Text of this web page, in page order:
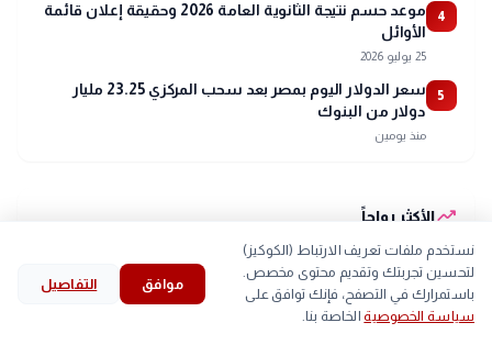
4
موعد حسم نتيجة الثانوية العامة 2026 وحقيقة إعلان قائمة
الأوائل
25 يوليو 2026
5
سعر الدولار اليوم بمصر بعد سحب المركزي 23.25 مليار
دولار من البنوك
منذ يومين
trending_upالأكثر رواجاً
الخبر لايف الأهلي الزمالك #خلال #مجلس النواب
#اليوم #مصر #إيران #
#رئيس
وزير
#الدوري المصري # التي
home
الرئيسية
explore
استكشف
history
bookmark
search
نستخدم ملفات تعريف الارتباط (الكوكيز)
لتحسين تجربتك وتقديم محتوى مخصص.
باستمرارك في التصفح، فإنك توافق على
سياسة الخصوصية الخاصة بنا.
موافق التفاصيل